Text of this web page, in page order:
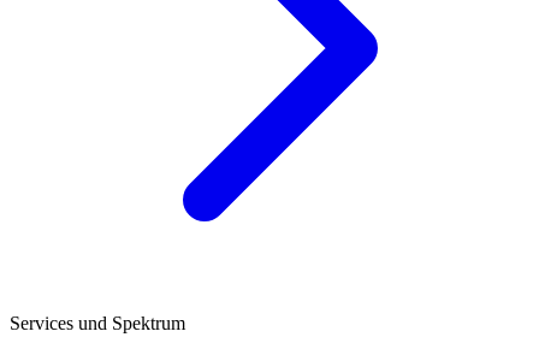
Services und Spektrum